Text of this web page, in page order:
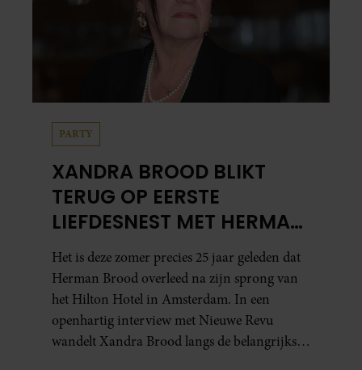
PARTY
XANDRA BROOD BLIKT
TERUG OP EERSTE
LIEFDESNEST MET HERMAN
BROOD: “HIER IS LOLA
GEBOREN”
Het is deze zomer precies 25 jaar geleden dat
Herman Brood overleed na zijn sprong van
het Hilton Hotel in Amsterdam. In een
openhartig interview met Nieuwe Revu
wandelt Xandra Brood langs de belangrijkste